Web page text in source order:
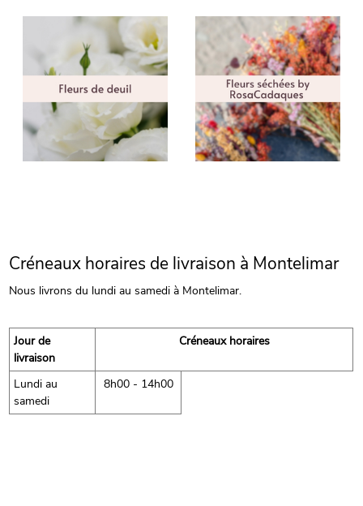
Créneaux horaires de livraison à Montelimar
Nous livrons du lundi au samedi à Montelimar.
Jour de
livraison
Créneaux horaires
Lundi au
samedi
8h00 - 14h00